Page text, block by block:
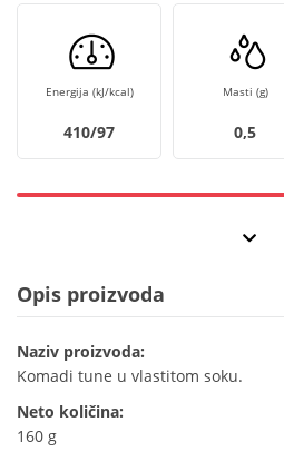
Energija (kJ/kcal)
410/97
Masti (g)
0,5
Opis proizvoda
Naziv proizvoda:
Komadi tune u vlastitom soku.
Neto količina:
160 g